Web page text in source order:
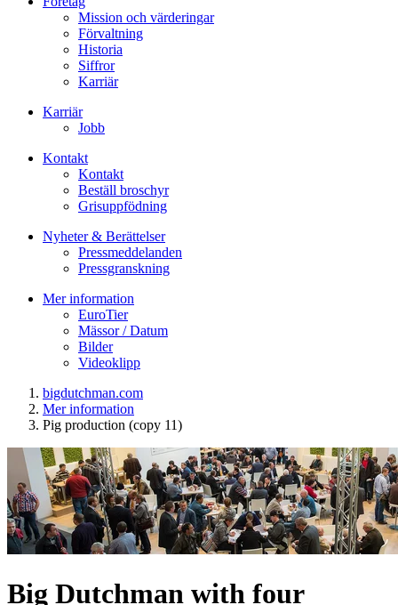
Mission och värderingar
Förvaltning
Historia
Siffror
Karriär
Karriär
Jobb
Kontakt
Kontakt
Beställ broschyr
Grisuppfödning
Nyheter & Berättelser
Pressmeddelanden
Pressgranskning
Mer information
EuroTier
Mässor / Datum
Bilder
Videoklipp
bigdutchman.com
Mer information
Pig production (copy 11)
Big Dutchman with four